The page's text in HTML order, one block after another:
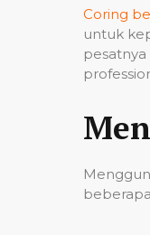
Coring
untuk